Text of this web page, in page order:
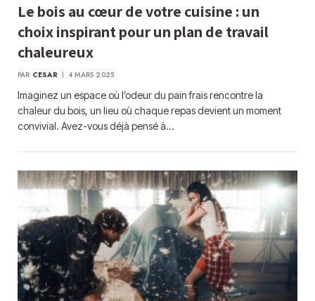
Le bois au cœur de votre cuisine : un
choix inspirant pour un plan de travail
chaleureux
PAR CESAR 4 MARS 2025
Imaginez un espace où l’odeur du pain frais rencontre la
chaleur du bois, un lieu où chaque repas devient un moment
convivial. Avez-vous déjà pensé à…